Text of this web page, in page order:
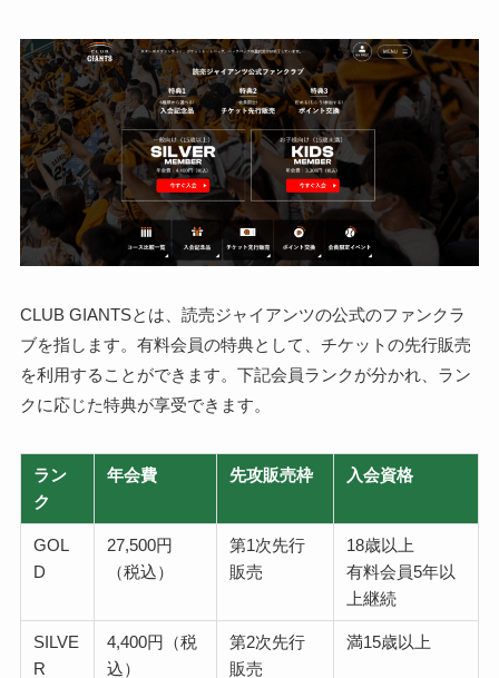
CLUB GIANTSとは、読売ジャイアンツの公式のファンクラ
ブを指します。有料会員の特典として、チケットの先行販売
を利用することができます。下記会員ランクが分かれ、ラン
クに応じた特典が享受できます。
ラン
ク
年会費 先攻販売枠 入会資格
GOL
D
27,500円
（税込）
第1次先行
販売
18歳以上
有料会員5年以
上継続
SILVE
R
4,400円（税
込）
第2次先行
販売
満15歳以上